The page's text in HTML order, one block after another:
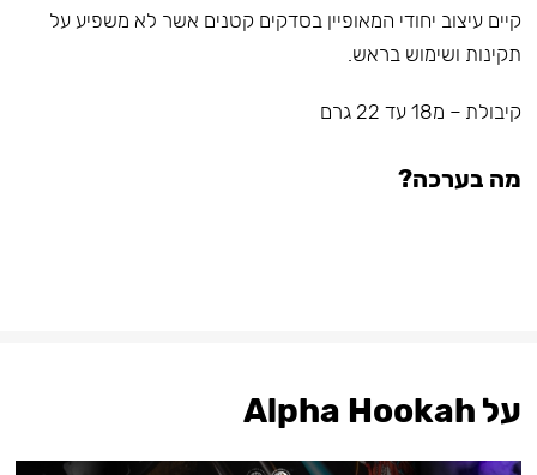
קיים עיצוב יחודי המאופיין בסדקים קטנים אשר לא משפיע על
תקינות ושימוש בראש.
קיבולת – מ18 עד 22 גרם
מה בערכה?
על Alpha Hookah